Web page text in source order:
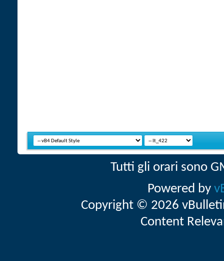
Tutti gli orari sono
Powered by
Copyright © 2026
Content